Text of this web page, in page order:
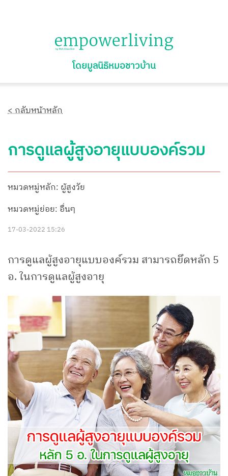
โดยมูลนิธิหมอชาวบ้าน
< กลับหน้าหลัก
การดูแลผู้สูงอายุแบบองค์รวม
หมวดหมู่หลัก: ผู้สูงวัย
หมวดหมู่ย่อย: อื่นๆ
17-03-2022 15:26
การดูแลผู้สูงอายุแบบองค์รวม สามารถยึดหลัก 5
อ. ในการดูแลผู้สูงอายุ